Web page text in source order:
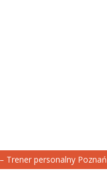
Trener personalny Poznań